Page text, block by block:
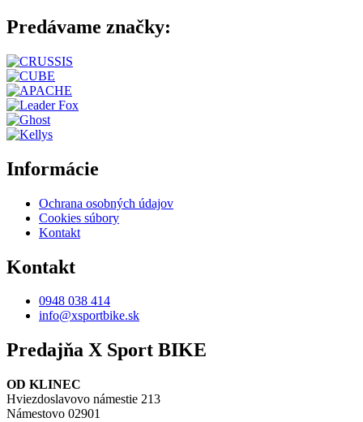
Predávame značky:
Informácie
Ochrana osobných údajov
Cookies súbory
Kontakt
Kontakt
0948 038 414
info@xsportbike.sk
Predajňa X Sport BIKE
OD KLINEC
Hviezdoslavovo námestie 213
Námestovo 02901